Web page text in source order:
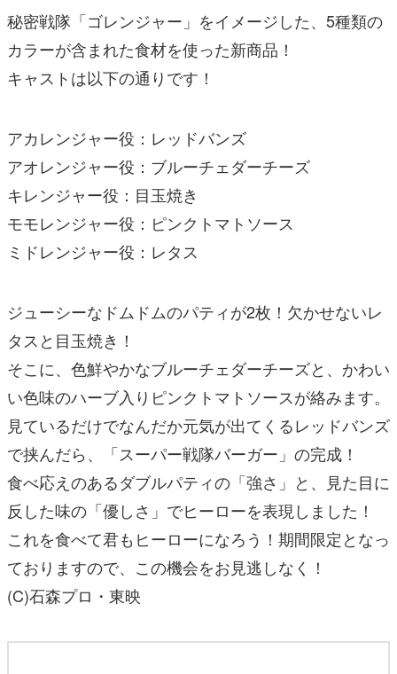
秘密戦隊「ゴレンジャー」をイメージした、5種類の
カラーが含まれた食材を使った新商品！
キャストは以下の通りです！
アカレンジャー役：レッドバンズ
アオレンジャー役：ブルーチェダーチーズ
キレンジャー役：目玉焼き
モモレンジャー役：ピンクトマトソース
ミドレンジャー役：レタス
ジューシーなドムドムのパティが2枚！欠かせないレ
タスと目玉焼き！
そこに、色鮮やかなブルーチェダーチーズと、かわい
い色味のハーブ入りピンクトマトソースが絡みます。
見ているだけでなんだか元気が出てくるレッドバンズ
で挟んだら、「スーパー戦隊バーガー」の完成！
食べ応えのあるダブルパティの「強さ」と、見た目に
反した味の「優しさ」でヒーローを表現しました！
これを食べて君もヒーローになろう！期間限定となっ
ておりますので、この機会をお見逃しなく！
(C)石森プロ・東映